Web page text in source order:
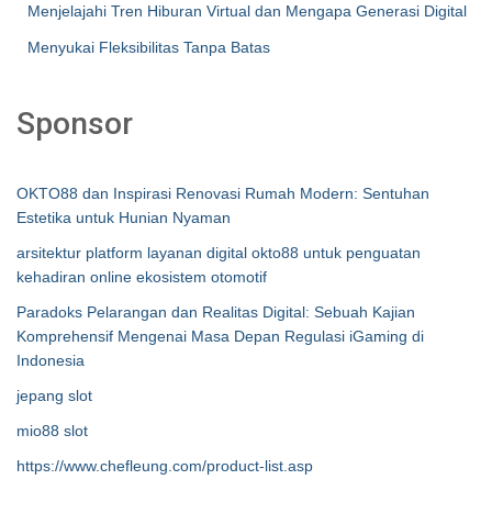
Menjelajahi Tren Hiburan Virtual dan Mengapa Generasi Digital
Menyukai Fleksibilitas Tanpa Batas
Sponsor
OKTO88 dan Inspirasi Renovasi Rumah Modern: Sentuhan
Estetika untuk Hunian Nyaman
arsitektur platform layanan digital okto88 untuk penguatan
kehadiran online ekosistem otomotif
Paradoks Pelarangan dan Realitas Digital: Sebuah Kajian
Komprehensif Mengenai Masa Depan Regulasi iGaming di
Indonesia
jepang slot
mio88 slot
https://www.chefleung.com/product-list.asp